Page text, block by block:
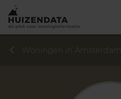
Woningen in Amsterdam